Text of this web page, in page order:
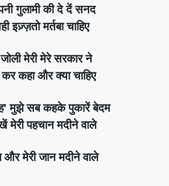
गुलामी की दे दें सनद
इज़्ज़तो मर्तबा चाहिए
मेरी मेरे सरकार ने
कहा और क्या चाहिए
मुझे सब कहके पुकारें बेदम
मेरी पहचान मदीने वाले
और मेरी जान मदीने वाले